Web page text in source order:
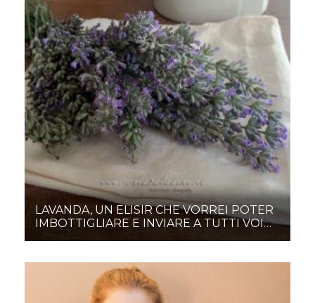
LAVANDA, UN ELISIR CHE VORREI POTER
IMBOTTIGLIARE E INVIARE A TUTTI VOI…